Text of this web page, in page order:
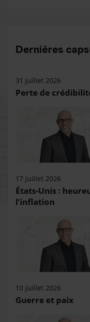
Dernières
31 juillet 2026
Perte de
17 juillet 2026
États-Unis :
l’inflation
10 juillet 2026
Guerre et paix